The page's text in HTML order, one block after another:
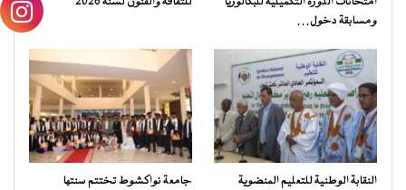
ومسابقة دخول…
النقابة الوطنية للتعليم المنضوية
جامعة نواكشوط تختتم سنتها